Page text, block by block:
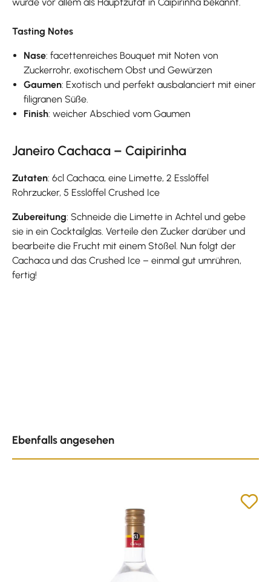
Tasting Notes
Nase: facettenreiches Bouquet mit Noten von
Zuckerrohr, exotischem Obst und Gewürzen
Gaumen: Exotisch und perfekt ausbalanciert mit einer
filigranen Süße.
Finish: weicher Abschied vom Gaumen
Janeiro Cachaca – Caipirinha
Zutaten: 6cl Cachaca, eine Limette, 2 Esslöffel
Rohrzucker, 5 Esslöffel Crushed Ice
Zubereitung: Schneide die Limette in Achtel und gebe
sie in ein Cocktailglas. Verteile den Zucker darüber und
bearbeite die Frucht mit einem Stößel. Nun folgt der
Cachaca und das Crushed Ice – einmal gut umrühren,
fertig!
Ebenfalls angesehen